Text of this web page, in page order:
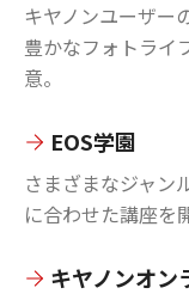
キヤノンユーザー
豊かなフォトライ
意。
EOS学園
さまざまなジャン
に合わせた講座を
キヤノンオン